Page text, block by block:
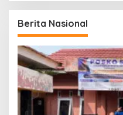
Berita Nasional